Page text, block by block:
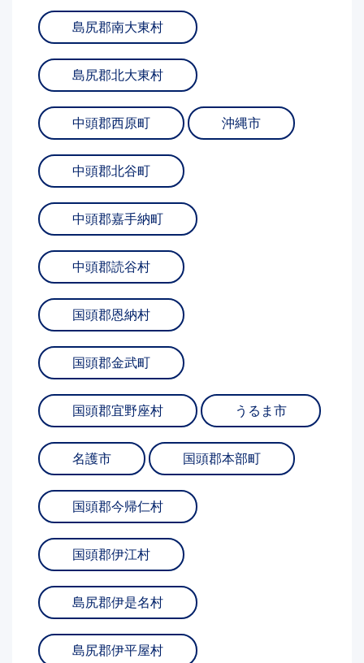
島尻郡南大東村
島尻郡北大東村
中頭郡西原町 沖縄市
中頭郡北谷町
中頭郡嘉手納町
中頭郡読谷村
国頭郡恩納村
国頭郡金武町
国頭郡宜野座村 うるま市
名護市 国頭郡本部町
国頭郡今帰仁村
国頭郡伊江村
島尻郡伊是名村
島尻郡伊平屋村